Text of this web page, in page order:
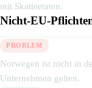
mit Skatteetaten.
Nicht-EU-
PROBLEM
Norwegen ist nicht in
Unternehmen gelten.